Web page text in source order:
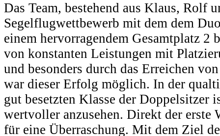
Das Team, bestehend aus Klaus, Rolf
Segelflugwettbewerb mit dem dem
einem hervorragendem Gesamtplatz 2
von konstanten Leistungen mit
und besonders durch das Erreichen
war dieser Erfolg möglich. In der
gut besetzten Klasse der Doppelsitzer
wertvoller anzusehen. Direkt der erste
für eine Überraschung. Mit dem Ziel